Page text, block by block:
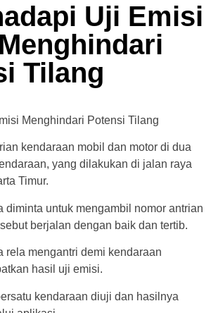
Uji Emisi
Tilang
kendaraan mobil dan motor di dua
yang dilakukan di jalan raya
Timur.
diminta untuk mengambil nomor antrian
berjalan dengan baik dan tertib.
rela mengantri demi kendaraan
hasil uji emisi.
kendaraan diuji dan hasilnya